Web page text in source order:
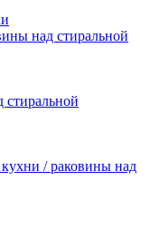
над стиральной
стиральной
/ раковины над